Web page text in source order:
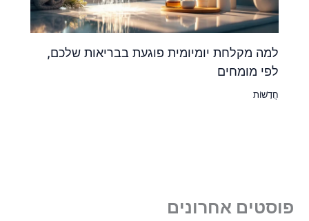
למה מקלחת יומיומית פוגעת בבריאות שלכם,
לפי מומחים
חֲדָשׁוֹת
פוסטים אחרונים